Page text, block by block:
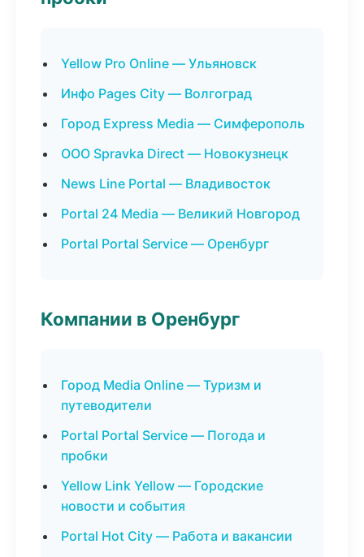
Yellow Pro Online — Ульяновск
Инфо Pages City — Волгоград
Город Express Media — Симферополь
ООО Spravka Direct — Новокузнецк
News Line Portal — Владивосток
Portal 24 Media — Великий Новгород
Portal Portal Service — Оренбург
Компании в Оренбург
Город Media Online — Туризм и
путеводители
Portal Portal Service — Погода и
пробки
Yellow Link Yellow — Городские
новости и события
Portal Hot City — Работа и вакансии